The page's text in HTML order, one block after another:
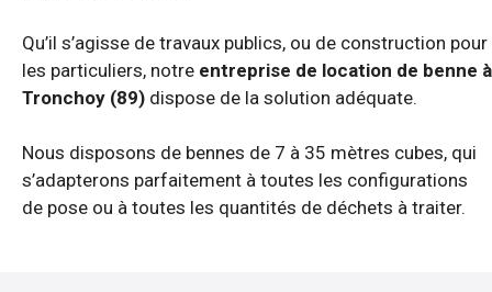
Qu’il s’agisse de travaux publics, ou de construction pour
les particuliers, notre entreprise de location de benne à
Tronchoy (89) dispose de la solution adéquate.
Nous disposons de bennes de 7 à 35 mètres cubes, qui
s’adapterons parfaitement à toutes les configurations
de pose ou à toutes les quantités de déchets à traiter.